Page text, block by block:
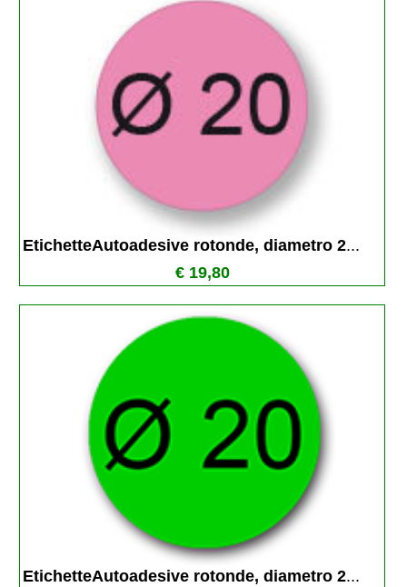
EtichetteAutoadesive rotonde, diametro 2...
€ 19,80
EtichetteAutoadesive rotonde, diametro 2...